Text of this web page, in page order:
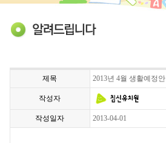
제목 2013년 4월 생활예정안
작성자
작성일자 2013-04-01